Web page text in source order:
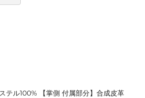
テル100% 【掌側 付属部分】合成皮革